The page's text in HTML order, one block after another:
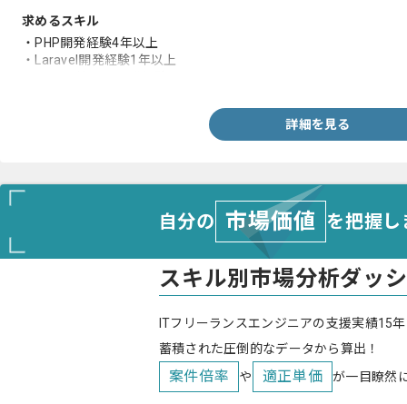
求めるスキル
・PHP開発経験4年以上
・Laravel開発経験1年以上
詳細を見る
自分の 市場価値 を把握
スキル別市場分析ダッ
ITフリーランスエンジニアの支援実績15
蓄積された圧倒的なデータから算出！
案件倍率 や 適正単価 が一目瞭然